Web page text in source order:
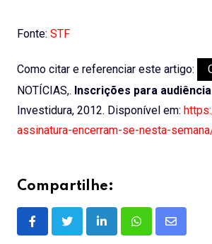
Fonte: STF
Como citar e referenciar este artigo:
NOTÍCIAS,. Inscrições para
Investidura, 2012. Disponível em:
assinatura-encerram-se-nesta-
Compartilhe:
LinkedInWhatsappShare